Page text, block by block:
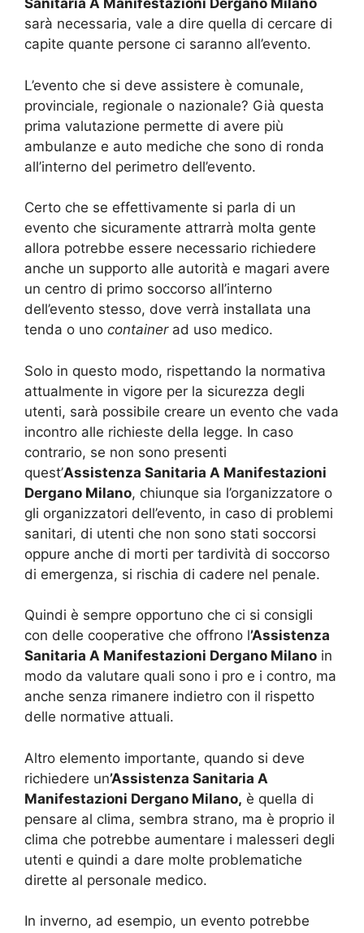
Sanitaria A Manifestazioni Dergano Milano
sarà necessaria, vale a dire quella di cercare di
capite quante persone ci saranno all’evento.
L’evento che si deve assistere è comunale,
provinciale, regionale o nazionale? Già questa
prima valutazione permette di avere più
ambulanze e auto mediche che sono di ronda
all’interno del perimetro dell’evento.
Certo che se effettivamente si parla di un
evento che sicuramente attrarrà molta gente
allora potrebbe essere necessario richiedere
anche un supporto alle autorità e magari avere
un centro di primo soccorso all’interno
dell’evento stesso, dove verrà installata una
tenda o uno containerad uso medico.
Solo in questo modo, rispettando la normativa
attualmente in vigore per la sicurezza degli
utenti, sarà possibile creare un evento che vada
incontro alle richieste della legge. In caso
contrario, se non sono presenti
quest’Assistenza Sanitaria A Manifestazioni
Dergano Milano, chiunque sia l’organizzatore o
gli organizzatori dell’evento, in caso di problemi
sanitari, di utenti che non sono stati soccorsi
oppure anche di morti per tardività di soccorso
di emergenza, si rischia di cadere nel penale.
Quindi è sempre opportuno che ci si consigli
con delle cooperative che offrono l’Assistenza
Sanitaria A Manifestazioni Dergano Milano in
modo da valutare quali sono i pro e i contro, ma
anche senza rimanere indietro con il rispetto
delle normative attuali.
Altro elemento importante, quando si deve
richiedere un’Assistenza Sanitaria A
Manifestazioni Dergano Milano, è quella di
pensare al clima, sembra strano, ma è proprio il
clima che potrebbe aumentare i malesseri degli
utenti e quindi a dare molte problematiche
dirette al personale medico.
In inverno, ad esempio, un evento potrebbe